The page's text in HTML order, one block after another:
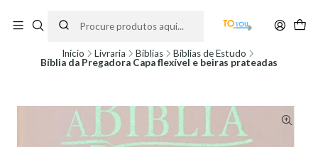
partir do dia 11 de Agosto, às 10H.
Início Livraria Bíblias
Bíblias de Estudo
Bíblia da Pregadora Capa flexível e beiras prateadas